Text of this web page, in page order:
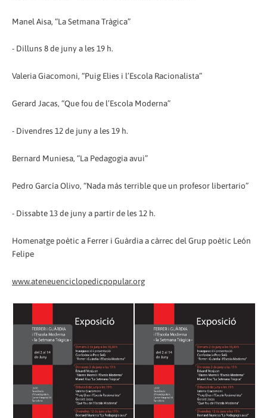
Manel Aisa, “La Setmana Tràgica”
- Dilluns 8 de juny a les 19 h.
Valeria Giacomoni, “Puig Elies i l’Escola Racionalista”
Gerard Jacas, “Que fou de l’Escola Moderna”
- Divendres 12 de juny a les 19 h.
Bernard Muniesa, “La Pedagogia avui”
Pedro García Olivo, “Nada más terrible que un profesor libertario”
- Dissabte 13 de juny a partir de les 12 h.
Homenatge poètic a Ferrer i Guàrdia a càrrec del Grup poètic León
Felipe
www.ateneuenciclopedicpopular.org